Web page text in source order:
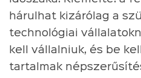
hárulhat kizárólag a
technológiai
kell vállalniuk, és be
tartalmak